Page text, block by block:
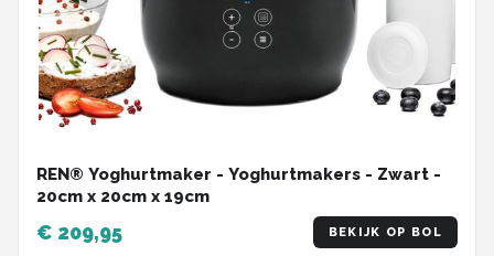
REN® Yoghurtmaker - Yoghurtmakers - Zwart -
20cm x 20cm x 19cm
€ 209,95 BEKIJK OP BOL